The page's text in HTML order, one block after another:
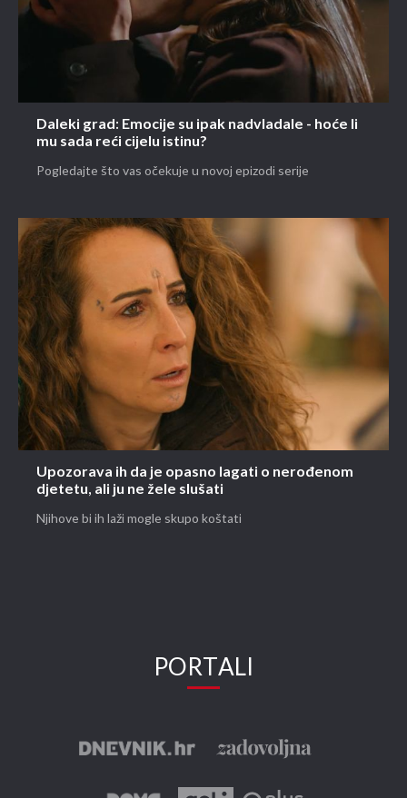
Daleki grad: Emocije su ipak nadvladale - hoće li
mu sada reći cijelu istinu?
Pogledajte što vas očekuje u novoj epizodi serije
Upozorava ih da je opasno lagati o nerođenom
djetetu, ali ju ne žele slušati
Njihove bi ih laži mogle skupo koštati
PORTALI